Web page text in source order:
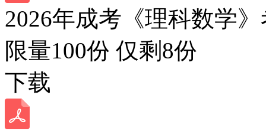
2026年成考《理科数学
限量100份 仅剩 8份
下载